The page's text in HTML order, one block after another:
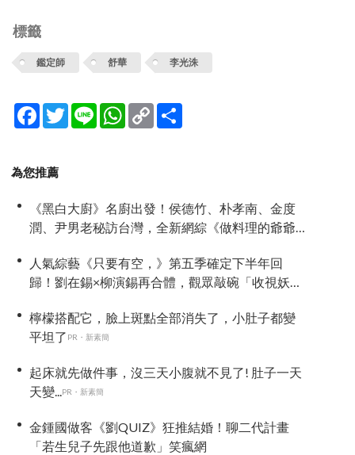
標籤
鑑定師 舒華 李光洙
Facebook
TwitterLine WhatsApp
Copy
Link
為您推薦
《黑白大廚》名廚出發！侯德竹、朴孝南、金度
潤、尹男老秘訪台灣，全新網綜《做料理的爺爺
人氣綜藝《只要有空，》第五季確定下半年回
歸！劉在錫×柳演錫再合體，觀眾敲碗「收視妖
檸檬搭配它，臉上斑點全部消失了，小肚子都變
平坦了 PR・新素簡
起床就先做件事，沒三天小腹就不見了! 肚子一天
天變...PR・新素簡
金鍾國做客《劉QUIZ》狂推結婚！聊二代計畫
「若生兒子先跟他道歉」笑瘋網